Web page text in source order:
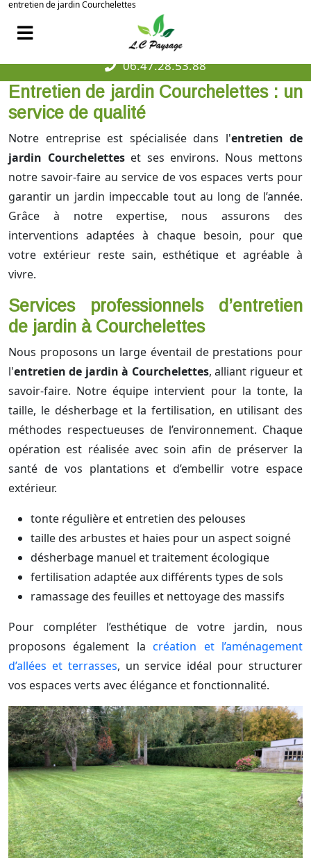
entretien de jardin Courchelettes
06.47.28.53.88
Entretien de jardin Courchelettes : un
service de qualité
Notre entreprise est spécialisée dans l'entretien de
jardin Courcheletteset ses environs. Nous mettons
notre savoir-faire au service de vos espaces verts pour
garantir un jardin impeccable tout au long de l’année.
Grâce à notre expertise, nous assurons des
interventions adaptées à chaque besoin, pour que
votre extérieur reste sain, esthétique et agréable à
vivre.
Services professionnels d’entretien
de jardin à Courchelettes
Nous proposons un large éventail de prestations pour
l'entretien de jardin à Courchelettes, alliant rigueur et
savoir-faire. Notre équipe intervient pour la tonte, la
taille, le désherbage et la fertilisation, en utilisant des
méthodes respectueuses de l’environnement. Chaque
opération est réalisée avec soin afin de préserver la
santé de vos plantations et d’embellir votre espace
extérieur.
tonte régulière et entretien des pelouses
taille des arbustes et haies pour un aspect soigné
désherbage manuel et traitement écologique
fertilisation adaptée aux différents types de sols
ramassage des feuilles et nettoyage des massifs
Pour compléter l’esthétique de votre jardin, nous
proposons également lacréation et l’aménagement
d’allées et terrasses, un service idéal pour structurer
vos espaces verts avec élégance et fonctionnalité.